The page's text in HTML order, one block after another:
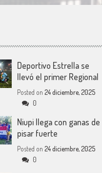
Deportivo Estrella se
llevó el primer Regional
Posted on 24 diciembre, 2025
0
Niupi llega con ganas de
pisar fuerte
Posted on 24 diciembre, 2025
0